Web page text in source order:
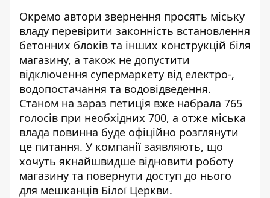
Окремо автори звернення просять міську
владу перевірити законність встановлення
бетонних блоків та інших конструкцій біля
магазину, а також не допустити
відключення супермаркету від електро-,
водопостачання та водовідведення.
Станом на зараз петиція вже набрала 765
голосів при необхідних 700, а отже міська
влада повинна буде офіційно розглянути
це питання. У компанії заявляють, що
хочуть якнайшвидше відновити роботу
магазину та повернути доступ до нього
для мешканців Білої Церкви.